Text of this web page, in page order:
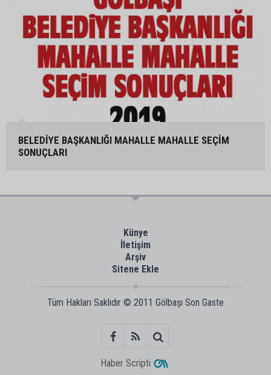
BELEDİYE BAŞKANLIĞI MAHALLE MAHALLE SEÇİM
SONUÇLARI
Künye
İletişim
Arşiv
Sitene Ekle
Tüm Hakları Saklıdır © 2011 Gölbaşı Son Gaste
Haber Scripti